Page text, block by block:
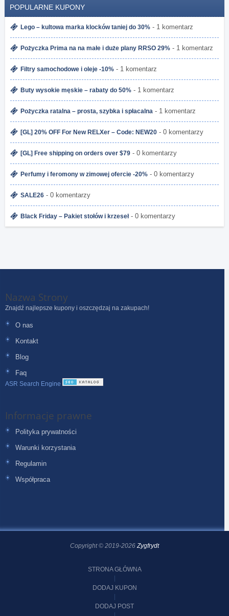
POPULARNE KUPONY
Lego – kultowa marka klocków taniej do 30% - 1 komentarz
Pożyczka Prima na na małe i duże plany RRSO 29% - 1 komentarz
Filtry samochodowe i oleje -10% - 1 komentarz
Buty wysokie męskie – rabaty do 50% - 1 komentarz
Pożyczka ratalna – prosta, szybka i spłacalna - 1 komentarz
[GL] 20% OFF For New RELXer – Code: NEW20 - 0 komentarzy
[GL] Free shipping on orders over $79 - 0 komentarzy
Perfumy i feromony w zimowej ofercie -20% - 0 komentarzy
SALE26 - 0 komentarzy
Black Friday – Pakiet stołów i krzeseł- 0 komentarzy
Nazwa Strony
Znajdź najlepsze kupony i oszczędzaj na zakupach!
O nas
Kontakt
Blog
Faq
ASR Search Engine
Informacje prawne
Polityka prywatności
Warunki korzystania
Regulamin
Współpraca
Copyright © 2019-2026 Zygfrydt
STRONA GŁÓWNA
DODAJ KUPON
DODAJ POST